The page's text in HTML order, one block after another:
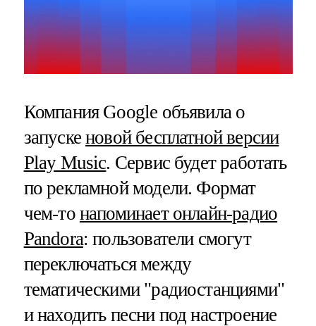
Компания Google объявила о
запускеновой бесплатной версии
Play Music. Сервис будет работать
по рекламной модели. Формат
чем-то напоминает онлайн-радио
Pandora: пользователи смогут
переключаться между
тематическими "радиостанциями"
и находить песни под настроение